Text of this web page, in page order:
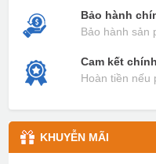
Bảo hành
Bảo hành sản
Cam kết
Hoàn tiền nếu
KHUYỄN MÃI